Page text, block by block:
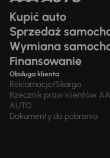
Kupić auto
Sprzedaż
Wymiana
Finansowanie
Obsługa klienta
Reklamacje/Skarga
Rzecznik praw klientów
AUTO
Dokumenty do pobrania